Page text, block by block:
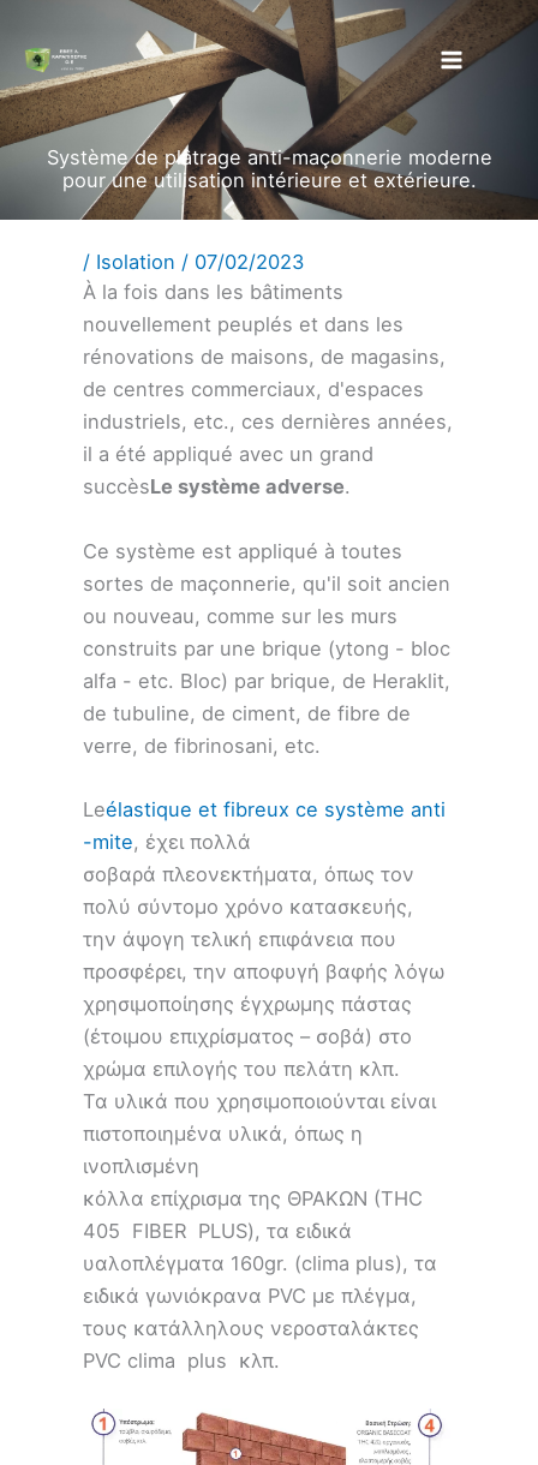
contenu
Système de plâtrage anti-maçonnerie moderne
pour une utilisation intérieure et extérieure.
/ Isolation / 07/02/2023
À la fois dans les bâtiments
nouvellement peuplés et dans les
rénovations de maisons, de magasins,
de centres commerciaux, d'espaces
industriels, etc., ces dernières années,
il a été appliqué avec un grand
succèsLe système adverse.
Ce système est appliqué à toutes
sortes de maçonnerie, qu'il soit ancien
ou nouveau, comme sur les murs
construits par une brique (ytong - bloc
alfa - etc. Bloc) par brique, de Heraklit,
de tubuline, de ciment, de fibre de
verre, de fibrinosani, etc.
Leélastique et fibreux ce système anti
-mite, έχει πολλά
σοβαρά πλεονεκτήματα, όπως τον
πολύ σύντομο χρόνο κατασκευής,
την άψογη τελική επιφάνεια που
προσφέρει, την αποφυγή βαφής λόγω
χρησιμοποίησης έγχρωμης πάστας
(έτοιμου επιχρίσματος – σοβά) στο
χρώμα επιλογής του πελάτη κλπ.
Τα υλικά που χρησιμοποιούνται είναι
πιστοποιημένα υλικά, όπως η
ινοπλισμένη
κόλλα επίχρισμα της ΘΡΑΚΩΝ (THC
405 FIBER PLUS), τα ειδικά
υαλοπλέγματα 160gr. (clima plus), τα
ειδικά γωνιόκρανα PVC με πλέγμα,
τους κατάλληλους νεροσταλάκτες
PVC clima plus κλπ.